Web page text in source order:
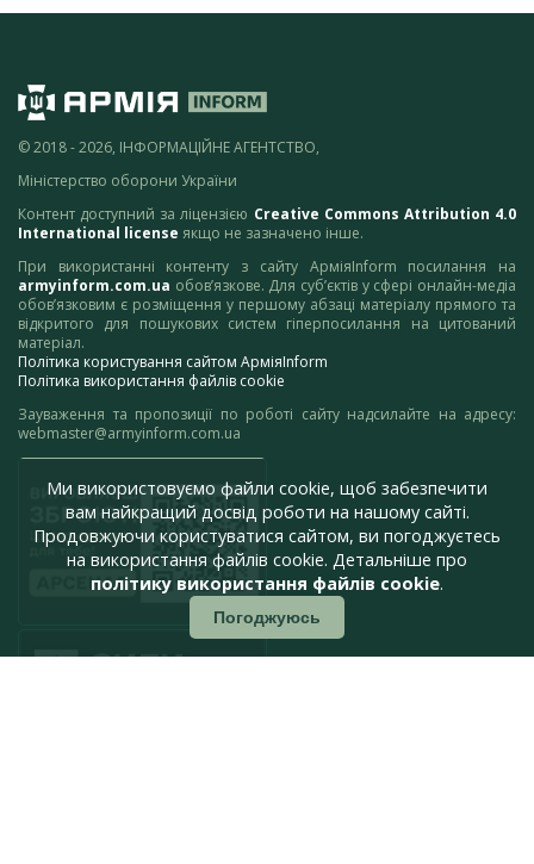
© 2018 - 2026, ІНФОРМАЦІЙНЕ АГЕНТСТВО,
Міністерство оборони України
Контент доступний за ліцензією Creative Commons Attribution 4.0
International license якщо не зазначено інше.
При використанні контенту з сайту АрміяInform посилання на
armyinform.com.ua обов’язкове. Для суб’єктів у сфері онлайн-медіа
обов’язковим є розміщення у першому абзаці матеріалу прямого та
відкритого для пошукових систем гіперпосилання на цитований
матеріал.
Політика користування сайтом АрміяInform
Політика використання файлів cookie
Зауваження та пропозиції по роботі сайту надсилайте на адресу:
webmaster@armyinform.com.ua
Ми використовуємо файли cookie, щоб забезпечити
вам найкращий досвід роботи на нашому сайті.
Продовжуючи користуватися сайтом, ви погоджуєтесь
на використання файлів cookie. Детальніше про
політику використання файлів cookie.
Погоджуюсь